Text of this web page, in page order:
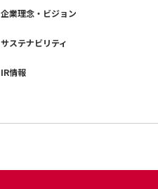
企業理念・ビジョン
サステナビリティ
IR情報